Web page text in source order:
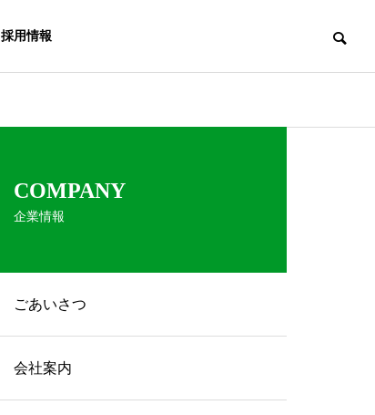
採用情報
COMPANY
企業情報
ごあいさつ
会社案内